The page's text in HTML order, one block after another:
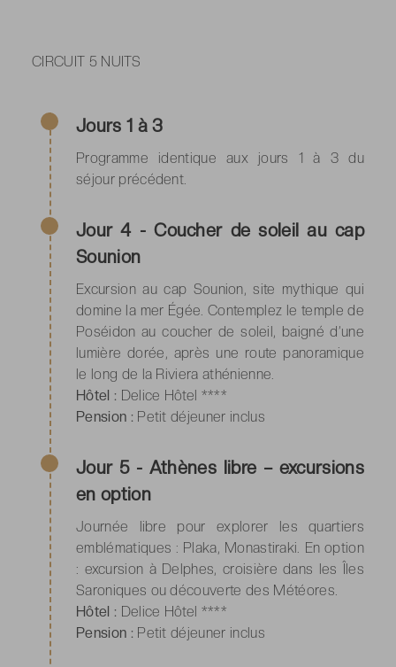
CIRCUIT 5 NUITS
Jours 1 à 3
Programme identique aux jours 1 à 3 du
séjour précédent.
Jour 4 - Coucher de soleil au cap
Sounion
Excursion au cap Sounion, site mythique qui
domine la mer Égée. Contemplez le temple de
Poséidon au coucher de soleil, baigné d’une
lumière dorée, après une route panoramique
le long de la Riviera athénienne.
Hôtel : Delice Hôtel ****
Pension : Petit déjeuner inclus
Jour 5 - Athènes libre – excursions
en option
Journée libre pour explorer les quartiers
emblématiques : Plaka, Monastiraki. En option
: excursion à Delphes, croisière dans les Îles
Saroniques ou découverte des Météores.
Hôtel : Delice Hôtel ****
Pension : Petit déjeuner inclus